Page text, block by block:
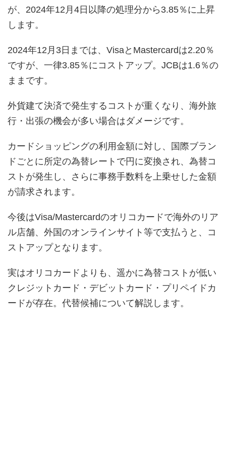
が、2024年12月4日以降の処理分から3.85％に上昇
します。
2024年12月3日までは、VisaとMastercardは2.20％
ですが、一律3.85％にコストアップ。JCBは1.6％の
ままです。
外貨建て決済で発生するコストが重くなり、海外旅
行・出張の機会が多い場合はダメージです。
カードショッピングの利用金額に対し、国際ブラン
ドごとに所定の為替レートで円に変換され、為替コ
ストが発生し、さらに事務手数料を上乗せした金額
が請求されます。
今後はVisa/Mastercardのオリコカードで海外のリア
ル店舗、外国のオンラインサイト等で支払うと、コ
ストアップとなります。
実はオリコカードよりも、遥かに為替コストが低い
クレジットカード・デビットカード・プリペイドカ
ードが存在。代替候補について解説します。